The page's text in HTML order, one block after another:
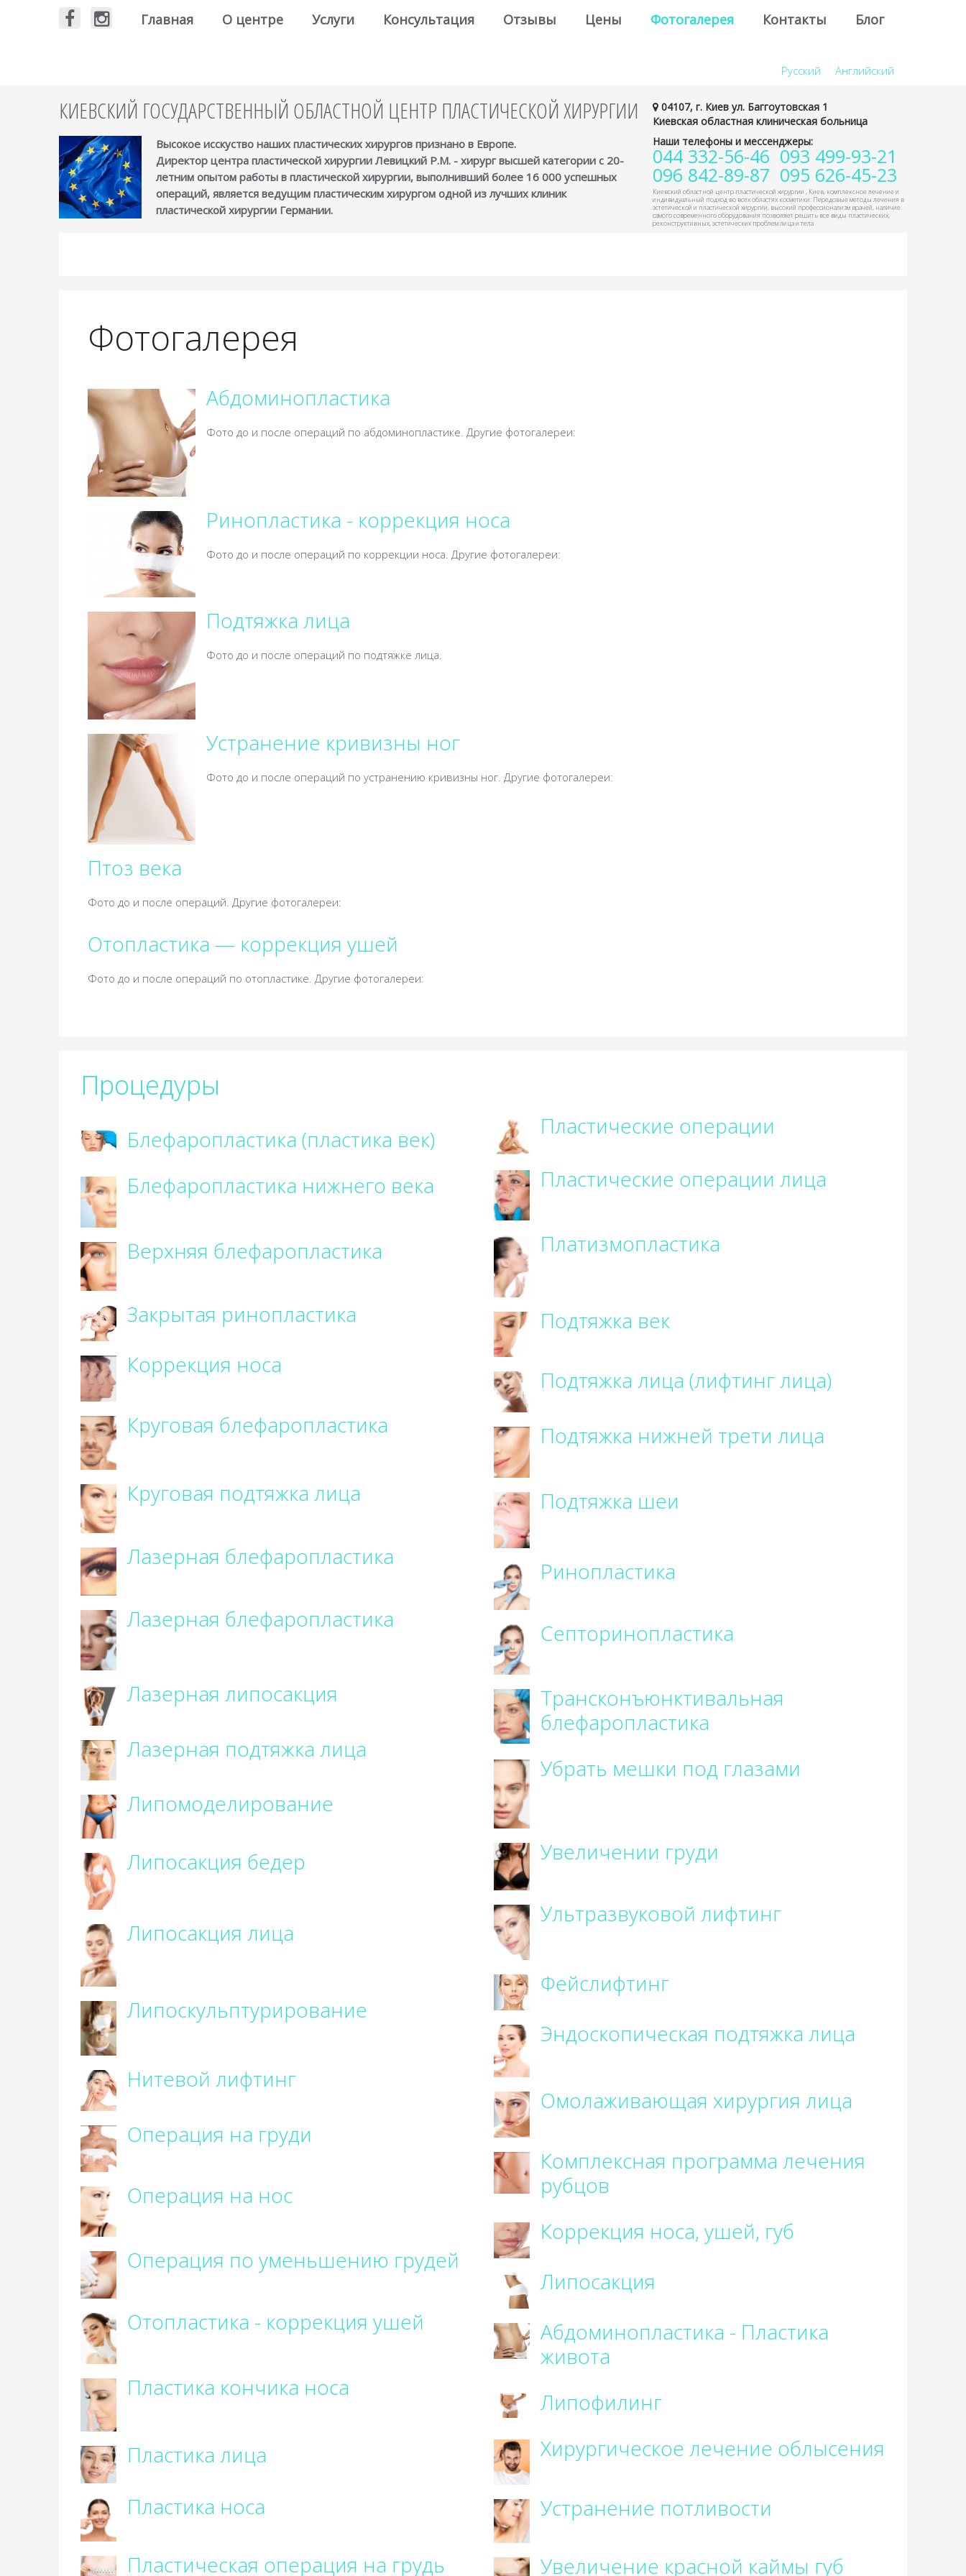
Главная О центре Услуги Консультация Отзывы Цены Фотогалерея Контакты Блог
Русский Английский
КИЕВСКИЙ ГОСУДАРСТВЕННЫЙ ОБЛАСТНОЙ ЦЕНТР ПЛАСТИЧЕСКОЙ ХИРУРГИИ
Высокое исскуство наших пластических хирургов признано в Европе.
Директор центра пластической хирургии Левицкий Р.М. - хирург высшей категории с 20-
летним опытом работы в пластической хирургии, выполнивший более 16 000 успешных
операций, является ведущим пластическим хирургом одной из лучших клиник
пластической хирургии Германии.
04107, г. Киев ул. Баггоутовская 1
Киевская областная клиническая больница
Наши телефоны и мессенджеры:
044 332-56-46 093 499-93-21
096 842-89-87 095 626-45-23
Киевский областной центр пластической хирургии , Киев, комплексное лечение и
индивидуальный подход во всех областях косметики: Передовые методы лечения в
эстетической и пластической хирургии, высокий професcионализм врачей, наличие
самого современного оборудования позволяет решить все виды пластических,
реконструктивных, эстетических проблем лица и тела
Фотогалерея
Абдоминопластика
Фото до и после операций по абдоминопластике. Другие фотогалереи:
Ринопластика - коррекция носа
Фото до и после операций по коррекции носа. Другие фотогалереи:
Подтяжка лица
Фото до и после операций по подтяжке лица.
Устранение кривизны ног
Фото до и после операций по устранению кривизны ног. Другие фотогалереи:
Птоз века
Фото до и после операций. Другие фотогалереи:
Отопластика — коррекция ушей
Фото до и после операций по отопластике. Другие фотогалереи:
Процедуры
Блефаропластика (пластика век)
Блефаропластика нижнего века
Верхняя блефаропластика
Закрытая ринопластика
Коррекция носа
Круговая блефаропластика
Круговая подтяжка лица
Лазерная блефаропластика
Лазерная блефаропластика
Лазерная липосакция
Лазерная подтяжка лица
Липомоделирование
Липосакция бедер
Липосакция лица
Липоскульптурирование
Нитевой лифтинг
Операция на груди
Операция на нос
Операция по уменьшению грудей
Отопластика - коррекция ушей
Пластика кончика носа
Пластика лица
Пластика носа
Пластическая операция на грудь
Пластические операции
Пластические операции лица
Платизмопластика
Подтяжка век
Подтяжка лица (лифтинг лица)
Подтяжка нижней трети лица
Подтяжка шеи
Ринопластика
Септоринопластика
Трансконъюнктивальная
блефаропластика
Убрать мешки под глазами
Увеличении груди
Ультразвуковой лифтинг
Фейслифтинг
Эндоскопическая подтяжка лица
Омолаживающая хирургия лица
Комплексная программа лечения
рубцов
Коррекция носа, ушей, губ
Липосакция
Абдоминопластика - Пластика
живота
Липофилинг
Хирургическое лечение облысения
Устранение потливости
Увеличение красной каймы губ